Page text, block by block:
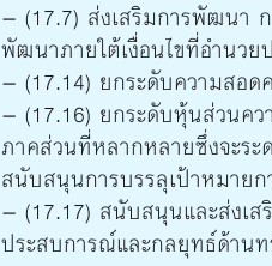
– (17.7) ส่งเสริมการพัฒนา
พัฒนาภายใต้เงื่อนไขที่อำนว
– (17.14) ยกระดับความสอด
– (17.16) ยกระดับหุ้นส่วนค
ภาคส่วนที่หลากหลายซึ่งจะระ
สนับสนุนการบรรลุเป้าหมาย
– (17.17) สนับสนุนและส่งเส
ประสบการณ์และกลยุทธ์ด้าน